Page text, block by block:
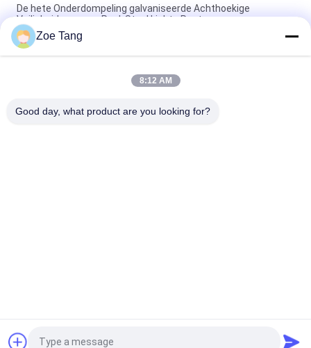
De hete Onderdompeling galvaniseerde Achthoekige
Veiligheidscamera Pool, Staal Lichte Post
H 6.5m Weerbestendigheid van de Camerapolen van Weg de
Monitor Gegalvaniseerde kabeltelevisie
Het professionele Veelhoekige Gegalvaniseerde
Zoe Tang
8:12 AM
Good day, what product are you looking for?